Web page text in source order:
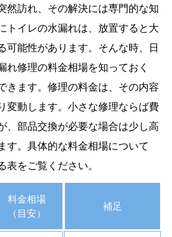
然訪れ、その解決には専門的な知
トイレの水漏れは、放置すると大
可能性があります。そんな時、日
れ修理の料金相場を知っておく
きます。修理の料金は、その内容
変動します。小さな修理ならば費
、部品交換が必要な場合は少し高
す。具体的な料金相場について
をご覧ください。
料金相場
（目安）
補足